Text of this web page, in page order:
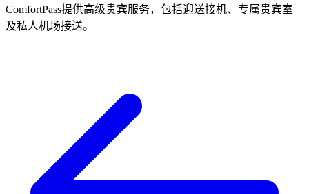
ComfortPass提供高级贵宾服务，包括迎送接机、专属贵宾室
及私人机场接送。